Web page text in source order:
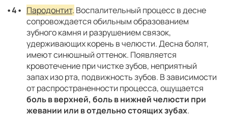
Пародонтит. Воспалительный процесс в десне
сопровождается обильным образованием
зубного камня и разрушением связок,
удерживающих корень в челюсти. Десна болят,
имеют синюшный оттенок. Появляется
кровотечение при чистке зубов, неприятный
запах изо рта, подвижность зубов. В зависимости
от распространенности процесса, ощущается
боль в верхней, боль в нижней челюсти при
жевании или в отдельно стоящих зубах.